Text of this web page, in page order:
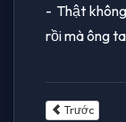
- Thật
rồi mà ông
Trước